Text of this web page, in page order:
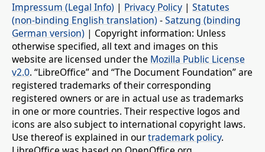
Impressum (Legal Info) | Privacy Policy | Statutes
(non-binding English translation) -Satzung (binding
German version) | Copyright information: Unless
otherwise specified, all text and images on this
website are licensed under the Mozilla Public License
v2.0. “LibreOffice” and “The Document Foundation” are
registered trademarks of their corresponding
registered owners or are in actual use as trademarks
in one or more countries. Their respective logos and
icons are also subject to international copyright laws.
Use thereof is explained in ourtrademark policy.